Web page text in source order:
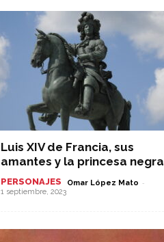
Luis XIV de Francia, sus
amantes y la princesa negra
PERSONAJES Omar López Mato -
1 septiembre, 2023